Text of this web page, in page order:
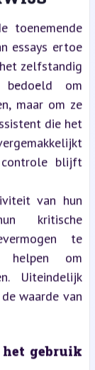
toenemende
essays ertoe
zelfstandig
om
maar om ze
die het
blijft
van hun
kritische
te
helpen om
Uiteindelijk
waarde van
gebruik